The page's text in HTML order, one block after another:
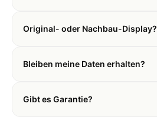
Original- oder Nachbau-Display?
Bleiben meine Daten erhalten?
Gibt es Garantie?